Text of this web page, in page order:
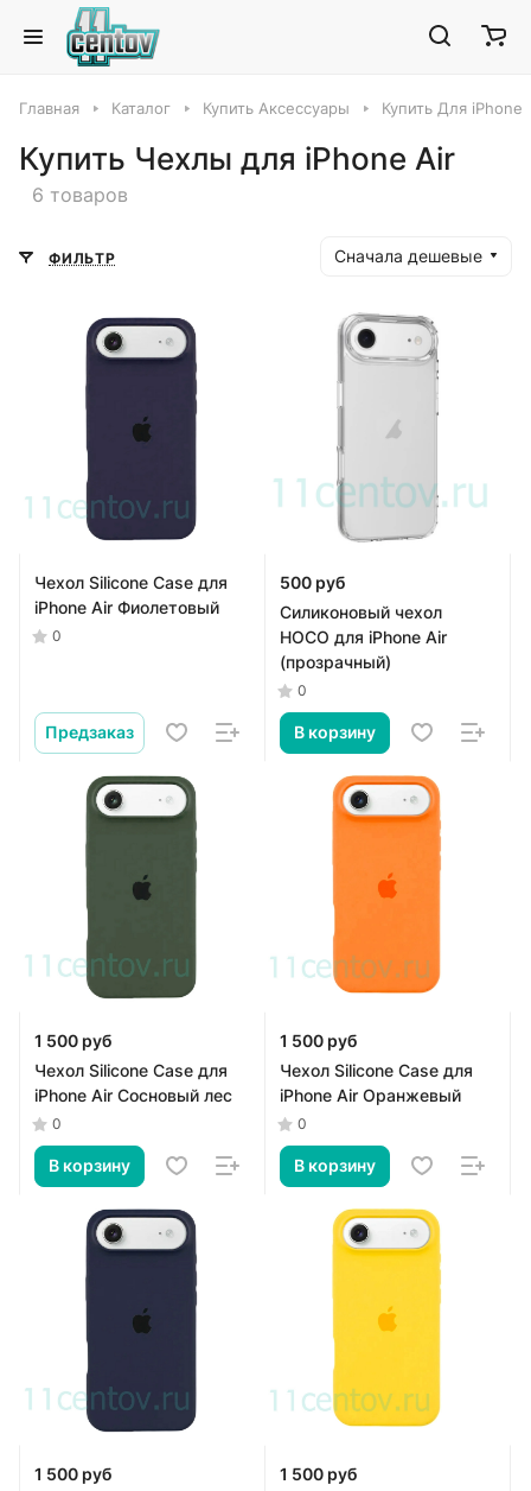
Главная Каталог Купить Аксессуары Купить Для iPhone
Купить Чехлы для iPhone Air
6 товаров
ФИЛЬТР Сначала дешевые
Чехол Silicone Case для
iPhone Air Фиолетовый
0
Предзаказ
500 руб
Силиконовый чехол
HOCO для iPhone Air
(прозрачный)
0
В корзину
1 500 руб
Чехол Silicone Case для
iPhone Air Сосновый лес
0
В корзину
1 500 руб
Чехол Silicone Case для
iPhone Air Оранжевый
0
В корзину
1 500 руб
1 500 руб